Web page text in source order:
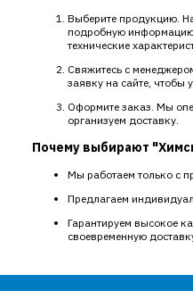
Выберите продукцию.
подробную
технические
Свяжитесь с
заявку на сайте, чтобы
Оформите заказ. Мы
организуем доставку.
Почему выбирают
Мы работаем только с
Предлагаем
Гарантируем высокое
своевременную